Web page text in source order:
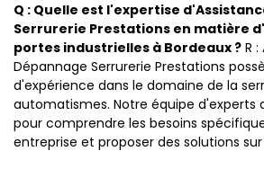
Q : Quelle est l'expertise
Serrurerie Prestations en matière
portes industrielles à Bordeaux ? R
Dépannage Serrurerie Prestations
d'expérience dans le domaine de la
automatismes. Notre équipe d'experts
pour comprendre les besoins
entreprise et proposer des solutions